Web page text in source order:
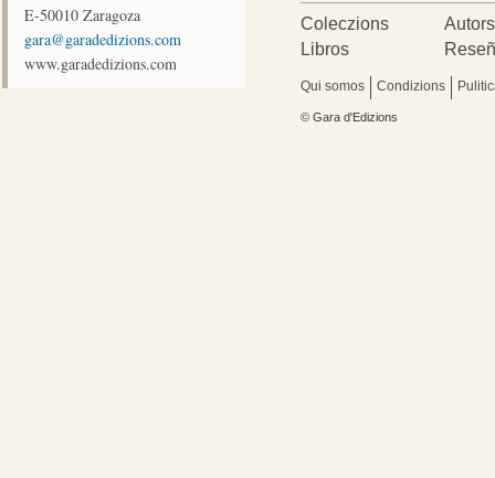
E-50010 Zaragoza
moc.snoizidedarag@arag
www.garadedizions.com
Coleczions
Autors
Libros
Qui somos Condizions
© Gara d'Edizions